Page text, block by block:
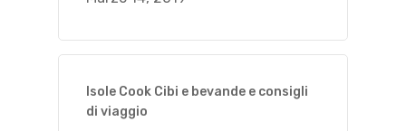
Isole Cook Cibi e bevande e consigli
di viaggio